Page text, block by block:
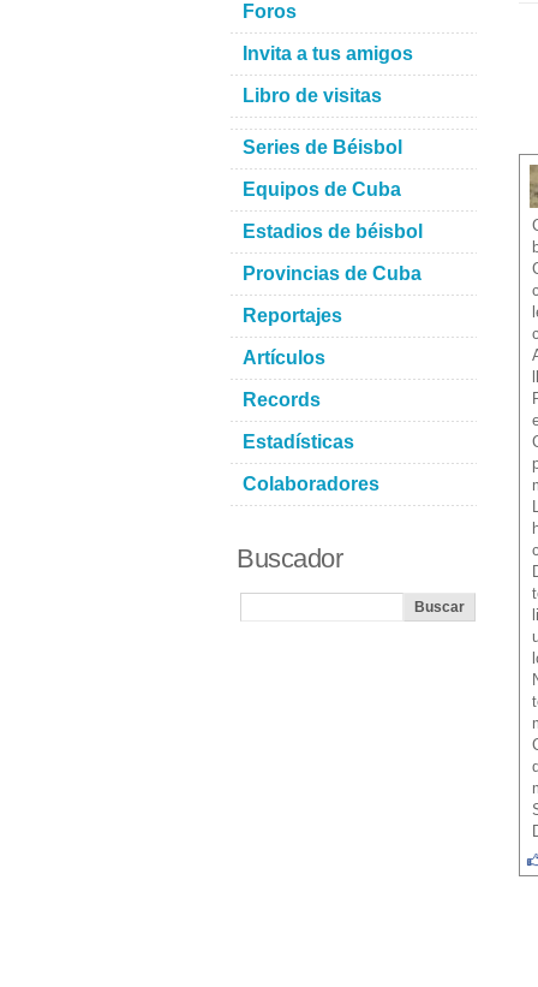
Foros
Invita a tus amigos
Libro de visitas
Series de Béisbol
Equipos de Cuba
Estadios de béisbol
Provincias de Cuba
Reportajes
Artículos
Records
Estadísticas
Colaboradores
Buscador